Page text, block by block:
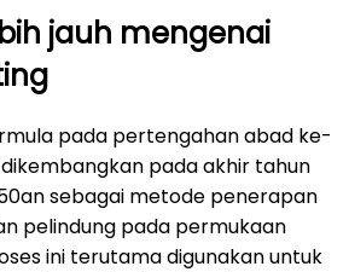
jauh mengenai
pada pertengahan abad ke-
pada akhir tahun
sebagai metode penerapan
pelindung pada permukaan
ini terutama digunakan untuk